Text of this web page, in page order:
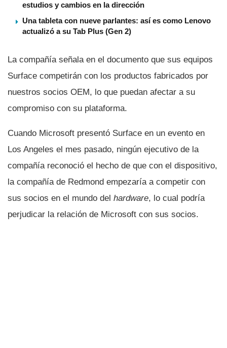
estudios y cambios en la dirección
Una tableta con nueve parlantes: así es como Lenovo
actualizó a su Tab Plus (Gen 2)
La compañí­a señala en el documento que sus equipos
Surface competirán con los productos fabricados por
nuestros socios OEM, lo que puedan afectar a su
compromiso con su plataforma.
Cuando Microsoft presentó Surface en un evento en
Los Angeles el mes pasado, ningún ejecutivo de la
compañí­a reconoció el hecho de que con el dispositivo,
la compañí­a de Redmond empezarí­a a competir con
sus socios en el mundo del hardware, lo cual podrí­a
perjudicar la relación de Microsoft con sus socios.